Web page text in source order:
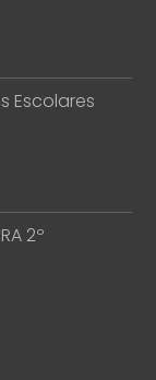
Escolares
2º